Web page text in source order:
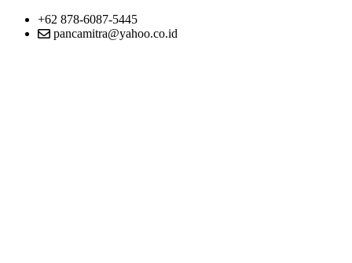
+62 878-6087-5445
pancamitra@yahoo.co.id